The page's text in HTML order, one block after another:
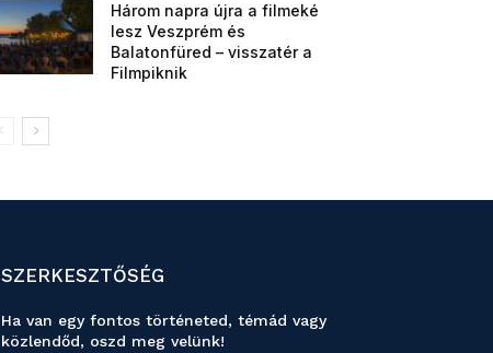
Három napra újra a filmeké
lesz Veszprém és
Balatonfüred – visszatér a
Filmpiknik
SZERKESZTŐSÉG
Ha van egy fontos történeted, témád vagy
közlendőd, oszd meg velünk!